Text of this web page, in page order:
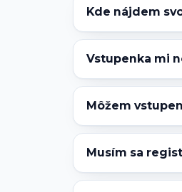
Kde nájdem
Vstupenka mi
Môžem
Musím sa